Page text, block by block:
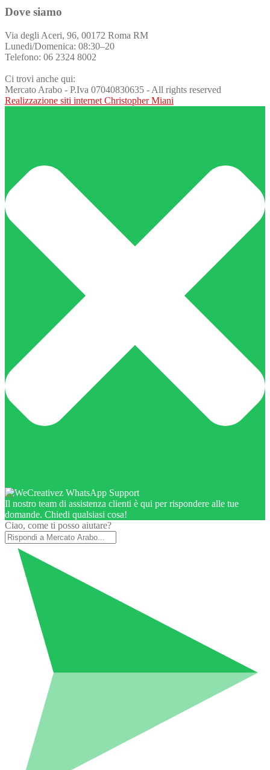
Dove siamo
Via degli Aceri, 96, 00172 Roma RM
Lunedi/Domenica: 08:30–20
Telefono: 06 2324 8002
Ci trovi anche qui:
Mercato Arabo - P.Iva 07040830635 - All rights reserved
Realizzazione siti internet Christopher Miani
Il nostro team di assistenza clienti è qui per rispondere alle tue
domande. Chiedi qualsiasi cosa!
Ciao, come ti posso aiutare?